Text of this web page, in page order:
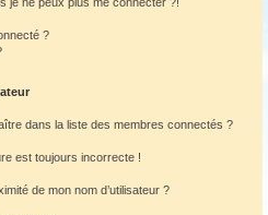
?
dans la liste des membres connectés ?
est toujours incorrecte !
de mon nom d’utilisateur ?